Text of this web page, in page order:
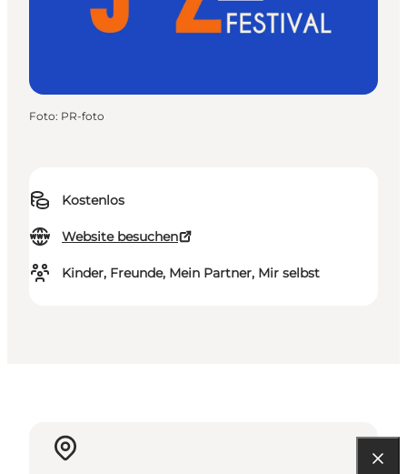
Kostenlos
Website besuchen
Kinder, Freunde, Mein Partner, Mir selbst
Foto: PR-foto